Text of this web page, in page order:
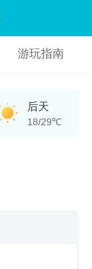
游玩指南
后天
18/29℃